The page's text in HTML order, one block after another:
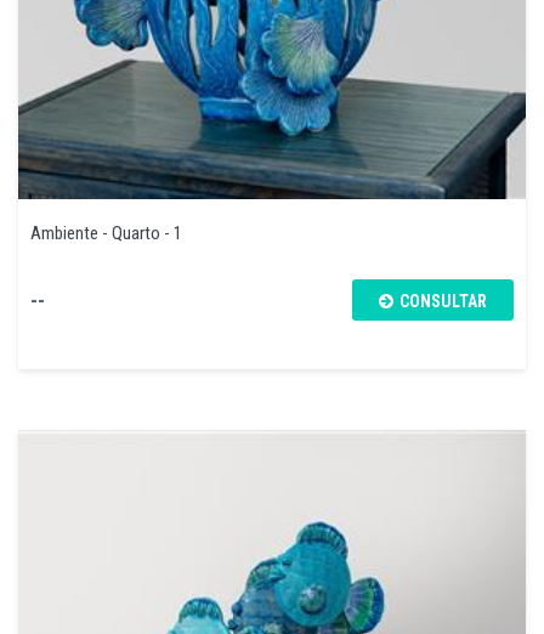
Ambiente - Quarto - 1
-- CONSULTAR